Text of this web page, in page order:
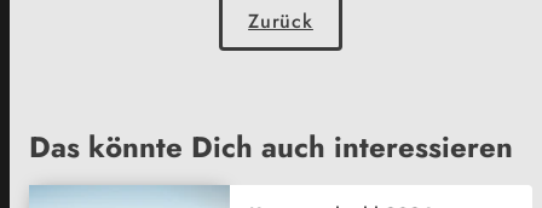
Zurück
Das könnte Dich auch interessieren